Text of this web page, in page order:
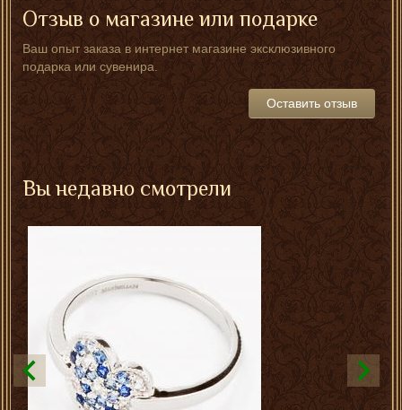
Отзыв о магазине или подарке
Ваш опыт заказа в интернет магазине эксклюзивного
подарка или сувенира.
Оставить отзыв
Вы недавно смотрели